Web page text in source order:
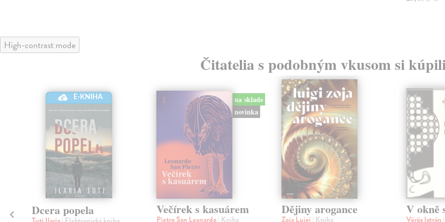
High-contrast mode
Čitatelia s podobným vkusom si
E-KNIHA
Dcera popela
na sklade
novinka
Večírek s kasuárem
Pietro San Leonardo| Kniha
Dějiny arogance
Zoja Luigi | Kniha
V okně
Vörös István